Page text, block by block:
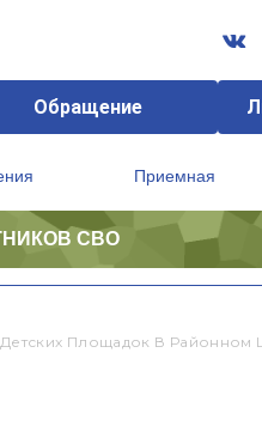
Обращение
Приемная
СВО
Площадок В Районном